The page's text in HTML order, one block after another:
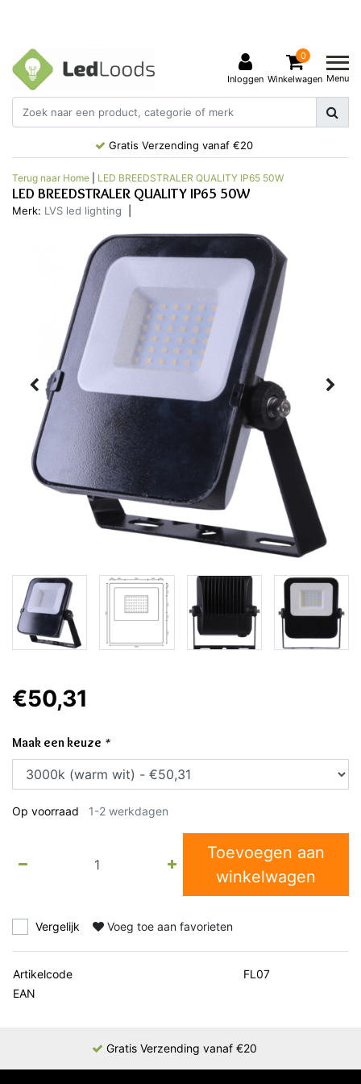
Inloggen
0
Winkelwagen Menu
Gratis Verzending vanaf €20
Terug naar Home LED BREEDSTRALER QUALITY IP65 50W
LED BREEDSTRALER QUALITY IP65 50W
Merk: LVS led lighting
€50,31
Maak een keuze *
Op voorraad 1-2 werkdagen
Toevoegen aan
winkelwagen
Vergelijk Voeg toe aan favorieten
Artikelcode
FL07
EAN
Gratis Verzending vanaf €20